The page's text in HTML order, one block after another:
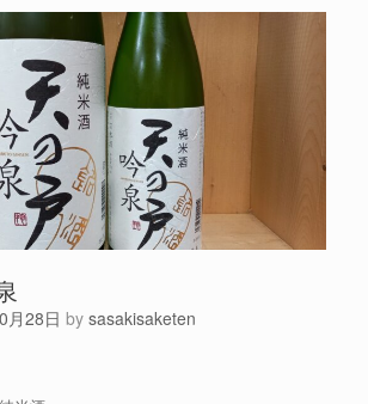
月28日 by sasakisaketen